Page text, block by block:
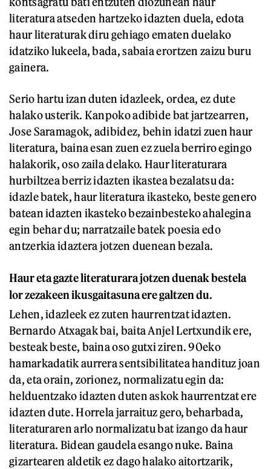
literatura atseden hartzeko idazten duela, edota
haur literaturak diru gehiago ematen duelako
idatziko lukeela, bada, sabaia erortzen zaizu buru
gainera.
Serio hartu izan duten idazleek, ordea, ez dute
halako usterik. Kanpoko adibide bat jartzearren,
Jose Saramagok, adibidez, behin idatzi zuen haur
literatura, baina esan zuen ez zuela berriro egingo
halakorik, oso zaila delako. Haur literaturara
hurbiltzea berriz idazten ikastea bezalatsu da:
idazle batek, haur literatura ikasteko, beste genero
batean idazten ikasteko bezainbesteko ahalegina
egin behar du; narratzaile batek poesia edo
antzerkia idaztera jotzen duenean bezala.
Haur eta gazte literaturara jotzen duenak bestela
lor zezakeen ikusgaitasuna ere galtzen du.
Lehen, idazleek ez zuten haurrentzat idazten.
Bernardo Atxagak bai, baita Anjel Lertxundik ere,
besteak beste, baina oso gutxi ziren. 90eko
hamarkadatik aurrera sentsibilitatea handituz joan
da, eta orain, zorionez, normalizatu egin da:
helduentzako idazten duten askok haurrentzat ere
idazten dute. Horrela jarraituz gero, beharbada,
literaturaren arlo normalizatu bat izango da haur
literatura. Bidean gaudela esango nuke. Baina
gizartearen aldetik ez dago halako aitortzarik,